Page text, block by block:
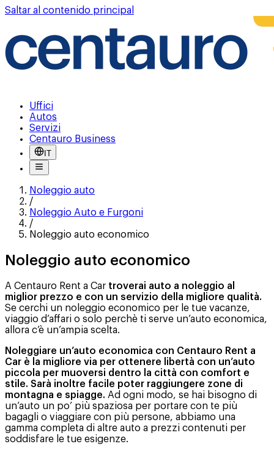
Saltar al contenido principal
Uffici
Autos
Servizi
Centauro Business
IT
Noleggio auto
/
Noleggio Auto e Furgoni
/
Noleggio auto economico
Noleggio auto economico
A Centauro Rent a Car troverai auto a noleggio al
miglior prezzo e con un servizio della migliore qualità.
Se cerchi un noleggio economico per le tue vacanze,
viaggio d’affari o solo perchè ti serve un’auto economica,
allora c’è un’ampia scelta.
Noleggiare un’auto economica con Centauro Rent a
Car è la migliore via per ottenere libertà con un’auto
piccola per muoversi dentro la città con comfort e
stile. Sarà inoltre facile poter raggiungere zone di
montagna e spiagge. Ad ogni modo, se hai bisogno di
un’auto un po’ più spaziosa per portare con te più
bagagli o viaggiare con più persone, abbiamo una
gamma completa di altre auto a prezzi contenuti per
soddisfare le tue esigenze.